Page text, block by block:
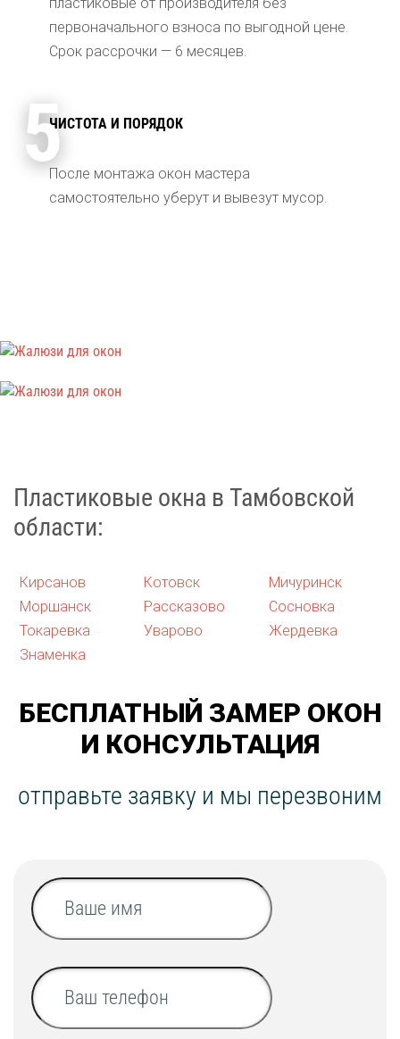
первоначального взноса по выгодной цене.
Срок рассрочки — 6 месяцев.
5ЧИСТОТА И ПОРЯДОК
После монтажа окон мастера
самостоятельно уберут и вывезут мусор.
Пластиковые окна в Тамбовской
области:
Кирсанов Котовск
Мичуринск
Моршанск
Рассказово
Сосновка
Токаревка
Уварово
Жердевка
Знаменка
БЕСПЛАТНЫЙ ЗАМЕР ОКОН
И КОНСУЛЬТАЦИЯ
отправьте заявку и мы перезвоним